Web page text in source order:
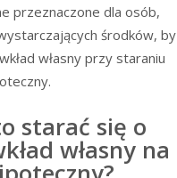
przeznaczone dla osób,
środków, by
własny przy staraniu
starać się o
własny na